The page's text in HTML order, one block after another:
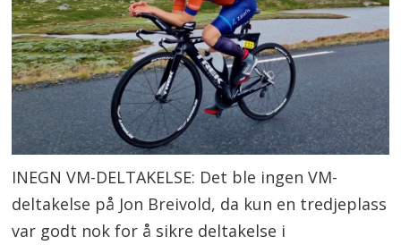
INEGN VM-DELTAKELSE: Det ble ingen VM-
deltakelse på Jon Breivold, da kun en tredjeplass
var godt nok for å sikre deltakelse i